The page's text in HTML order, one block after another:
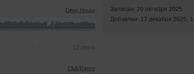
Deep House
12 июня
Club/Dance
Записан: 20 октября 2025
Добавлен: 12 декабря 2025,